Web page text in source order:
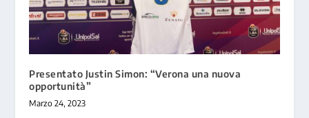
Presentato Justin Simon: “Verona una nuova
opportunità”
Marzo 24, 2023